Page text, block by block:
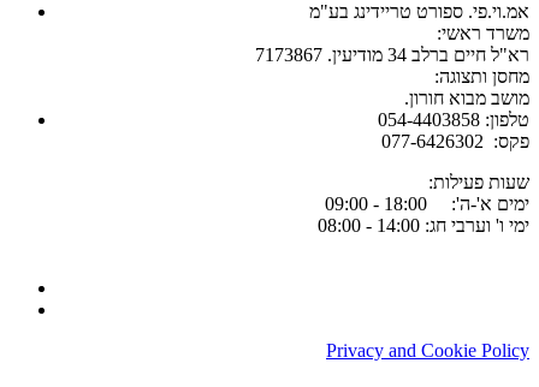
אמ.וי.פי. ספורט טריידינג בע"מ
:משרד ראשי
רא"ל חיים ברלב 34 מודיעין. 7173867
:מחסן ותצוגה
.מושב מבוא חורון
054-4403858 :טלפון
077-6426302 :פקס
:שעות פעילות
ימים א'-ה': 18:00 - 09:00
ימי ו' וערבי חג: 14:00 - 08:00
Privacy and Cookie Policy